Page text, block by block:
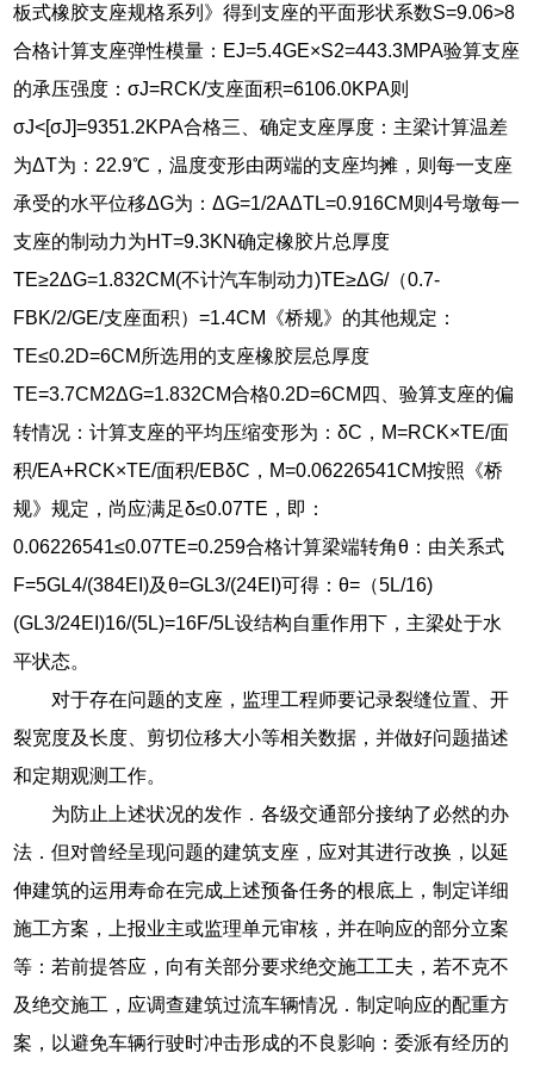
板式橡胶支座规格系列》得到支座的平面形状系数S=9.06>8
合格计算支座弹性模量：EJ=5.4GE×S2=443.3MPA验算支座
的承压强度：σJ=RCK/支座面积=6106.0KPA则
σJ<[σJ]=9351.2KPA合格三、确定支座厚度：主梁计算温差
为ΔT为：22.9℃，温度变形由两端的支座均摊，则每一支座
承受的水平位移ΔG为：ΔG=1/2AΔTL=0.916CM则4号墩每一
支座的制动力为HT=9.3KN确定橡胶片总厚度
TE≥2ΔG=1.832CM(不计汽车制动力)TE≥ΔG/（0.7-
FBK/2/GE/支座面积）=1.4CM《桥规》的其他规定：
TE≤0.2D=6CM所选用的支座橡胶层总厚度
TE=3.7CM2ΔG=1.832CM合格0.2D=6CM四、验算支座的偏
转情况：计算支座的平均压缩变形为：δC，M=RCK×TE/面
积/EA+RCK×TE/面积/EBδC，M=0.06226541CM按照《桥
规》规定，尚应满足δ≤0.07TE，即：
0.06226541≤0.07TE=0.259合格计算梁端转角θ：由关系式
F=5GL4/(384EI)及θ=GL3/(24EI)可得：θ=（5L/16)
(GL3/24EI)16/(5L)=16F/5L设结构自重作用下，主梁处于水
平状态。
对于存在问题的支座，监理工程师要记录裂缝位置、开
裂宽度及长度、剪切位移大小等相关数据，并做好问题描述
和定期观测工作。
为防止上述状况的发作．各级交通部分接纳了必然的办
法．但对曾经呈现问题的建筑支座，应对其进行改换，以延
伸建筑的运用寿命在完成上述预备任务的根底上，制定详细
施工方案，上报业主或监理单元审核，并在响应的部分立案
等：若前提答应，向有关部分要求绝交施工工夫，若不克不
及绝交施工，应调查建筑过流车辆情况．制定响应的配重方
案，以避免车辆行驶时冲击形成的不良影响：委派有经历的